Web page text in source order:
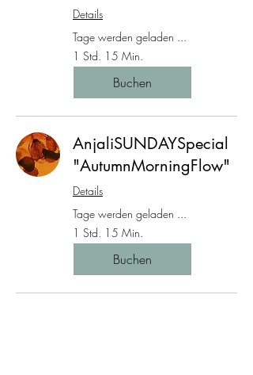
Details
Tage werden geladen ...
1 Std. 15 Min.
Buchen
AnjaliSUNDAYSpecial
"AutumnMorningFlow"
Details
Tage werden geladen ...
1 Std. 15 Min.
Buchen